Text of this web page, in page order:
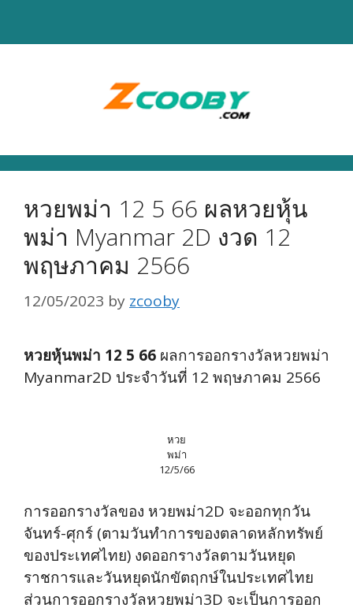
หวยพม่า 12 5 66 ผลหวยหุ้น
พม่า Myanmar 2D งวด 12
พฤษภาคม 2566
12/05/2023 by zcooby
หวยหุ้นพม่า 12 5 66 ผลการออกรางวัลหวยพม่า
Myanmar2D ประจำวันที่ 12 พฤษภาคม 2566
หวย
พม่า
12/5/66
การออกรางวัลของ หวยพม่า2D จะออกทุกวัน
จันทร์-ศุกร์ (ตามวันทำการของตลาดหลักทรัพย์
ของประเทศไทย) งดออกรางวัลตามวันหยุด
ราชการและวันหยุดนักขัตฤกษ์ในประเทศไทย
ส่วนการออกรางวัลหวยพม่า3D จะเป็นการออก